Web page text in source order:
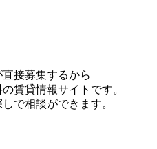
接募集するから
賃貸情報サイトです。
で相談ができます。